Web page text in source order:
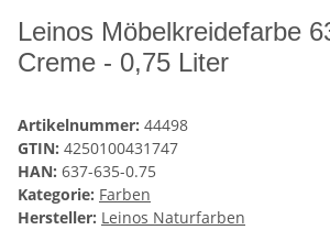
Leinos Möbelkreidefarbe
Creme - 0,75 Liter
Artikelnummer: 44498
GTIN: 4250100431747
HAN: 637-635-0.75
Kategorie: Farben
Hersteller: Leinos Naturfarben